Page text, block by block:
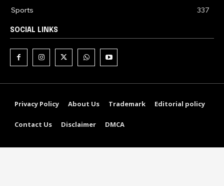
Sports
337
SOCIAL LINKS
Privacy Policy About Us Trademark Editorial policy
Contact Us Disclaimer DMCA